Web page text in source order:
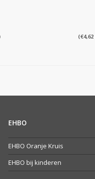
(€4,62
EHBO
EHBO Oranje Kruis
EHBO bij kinderen